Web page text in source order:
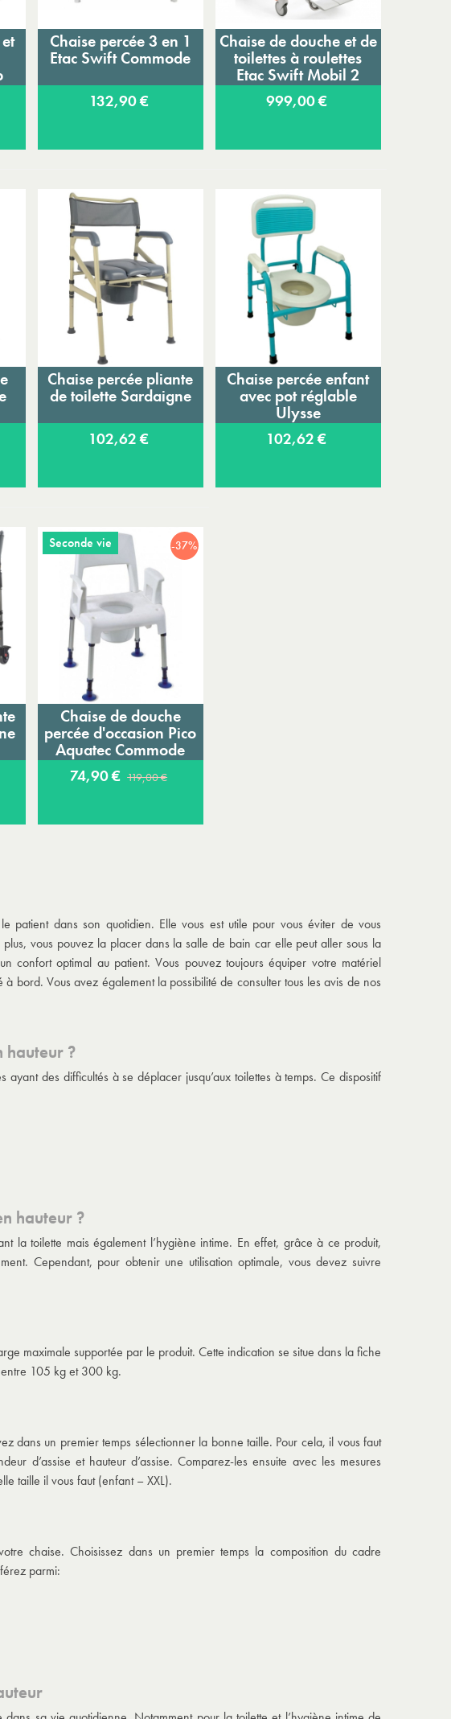
Ajouter au panier
Chaise percée 3 en 1
Etac Swift Commode
132,90 €
Ajouter au panier
Chaise de douche et de
toilettes à roulettes
Etac Swift Mobil 2
999,00 €
Ajouter au panier
Chaise percée pliante
de toilette Sardaigne
102,62 €
Ajouter au panier
Chaise percée enfant
avec pot réglable
Ulysse
102,62 €
Seconde vie -37%
Ajouter au panier
Chaise de douche
percée d'occasion Pico
Aquatec Commode
74,90 € 119,00 €
patient dans son quotidien. Elle vous est utile pour vous éviter de vous
vous pouvez la placer dans la salle de bain car elle peut aller sous la
confort optimal au patient. Vous pouvez toujours équiper votre matériel
bord. Vous avez également la possibilité de consulter tous les avis de nos
hauteur ?
des difficultés à se déplacer jusqu’aux toilettes à temps. Ce dispositif
hauteur ?
la toilette mais également l’hygiène intime. En effet, grâce à ce produit,
Cependant, pour obtenir une utilisation optimale, vous devez suivre
maximale supportée par le produit. Cette indication se situe dans la fiche
entre 105 kg et 300 kg.
dans un premier temps sélectionner la bonne taille. Pour cela, il vous faut
d’assise et hauteur d’assise. Comparez-les ensuite avec les mesures
taille il vous faut (enfant – XXL).
chaise. Choisissez dans un premier temps la composition du cadre
parmi: